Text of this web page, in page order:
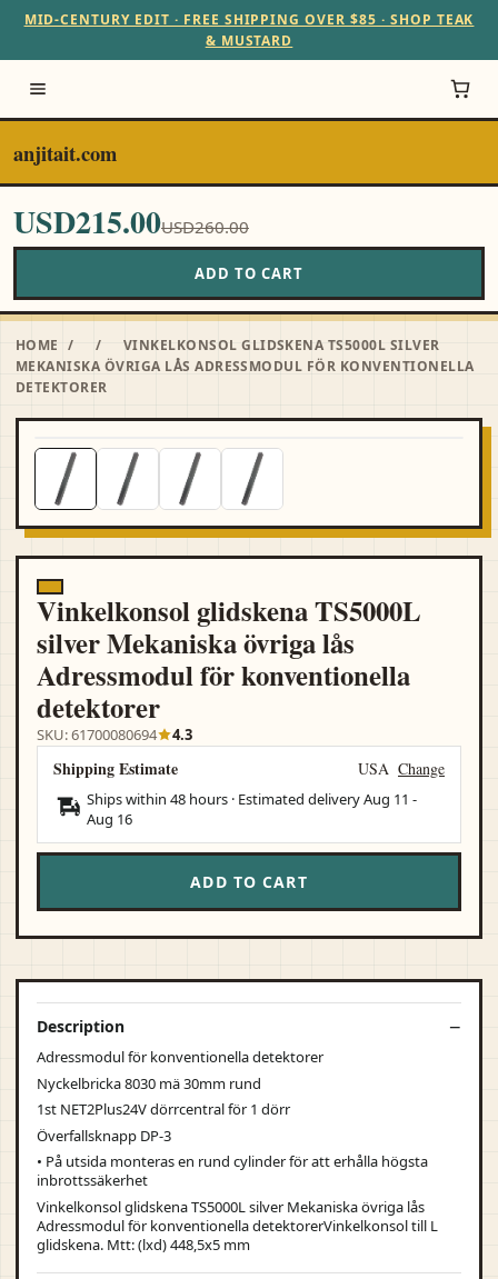
MID-CENTURY EDIT · FREE SHIPPING OVER $85 · SHOP TEAK
& MUSTARD
anjitait.com
USD215.00USD260.00
ADD TO CART
HOME / /
VINKELKONSOL GLIDSKENA TS5000L SILVER
MEKANISKA ÖVRIGA LÅS ADRESSMODUL FÖR KONVENTIONELLA
DETEKTORER
Vinkelkonsol glidskena TS5000L
silver Mekaniska övriga lås
Adressmodul för konventionella
detektorer
SKU: 61700080694 4.3
Shipping Estimate USA Change
Ships within 48 hours · Estimated deliveryAug 11 -
Aug 16
ADD TO CART
Description
Adressmodul för konventionella detektorer
Nyckelbricka 8030 mä 30mm rund
1st NET2Plus24V dörrcentral för 1 dörr
Överfallsknapp DP-3
• På utsida monteras en rund cylinder för att erhålla högsta
inbrottssäkerhet
Vinkelkonsol glidskena TS5000L silver Mekaniska övriga lås
Adressmodul för konventionella detektorerVinkelkonsol till L
glidskena. Mtt: (lxd) 448,5x5 mm